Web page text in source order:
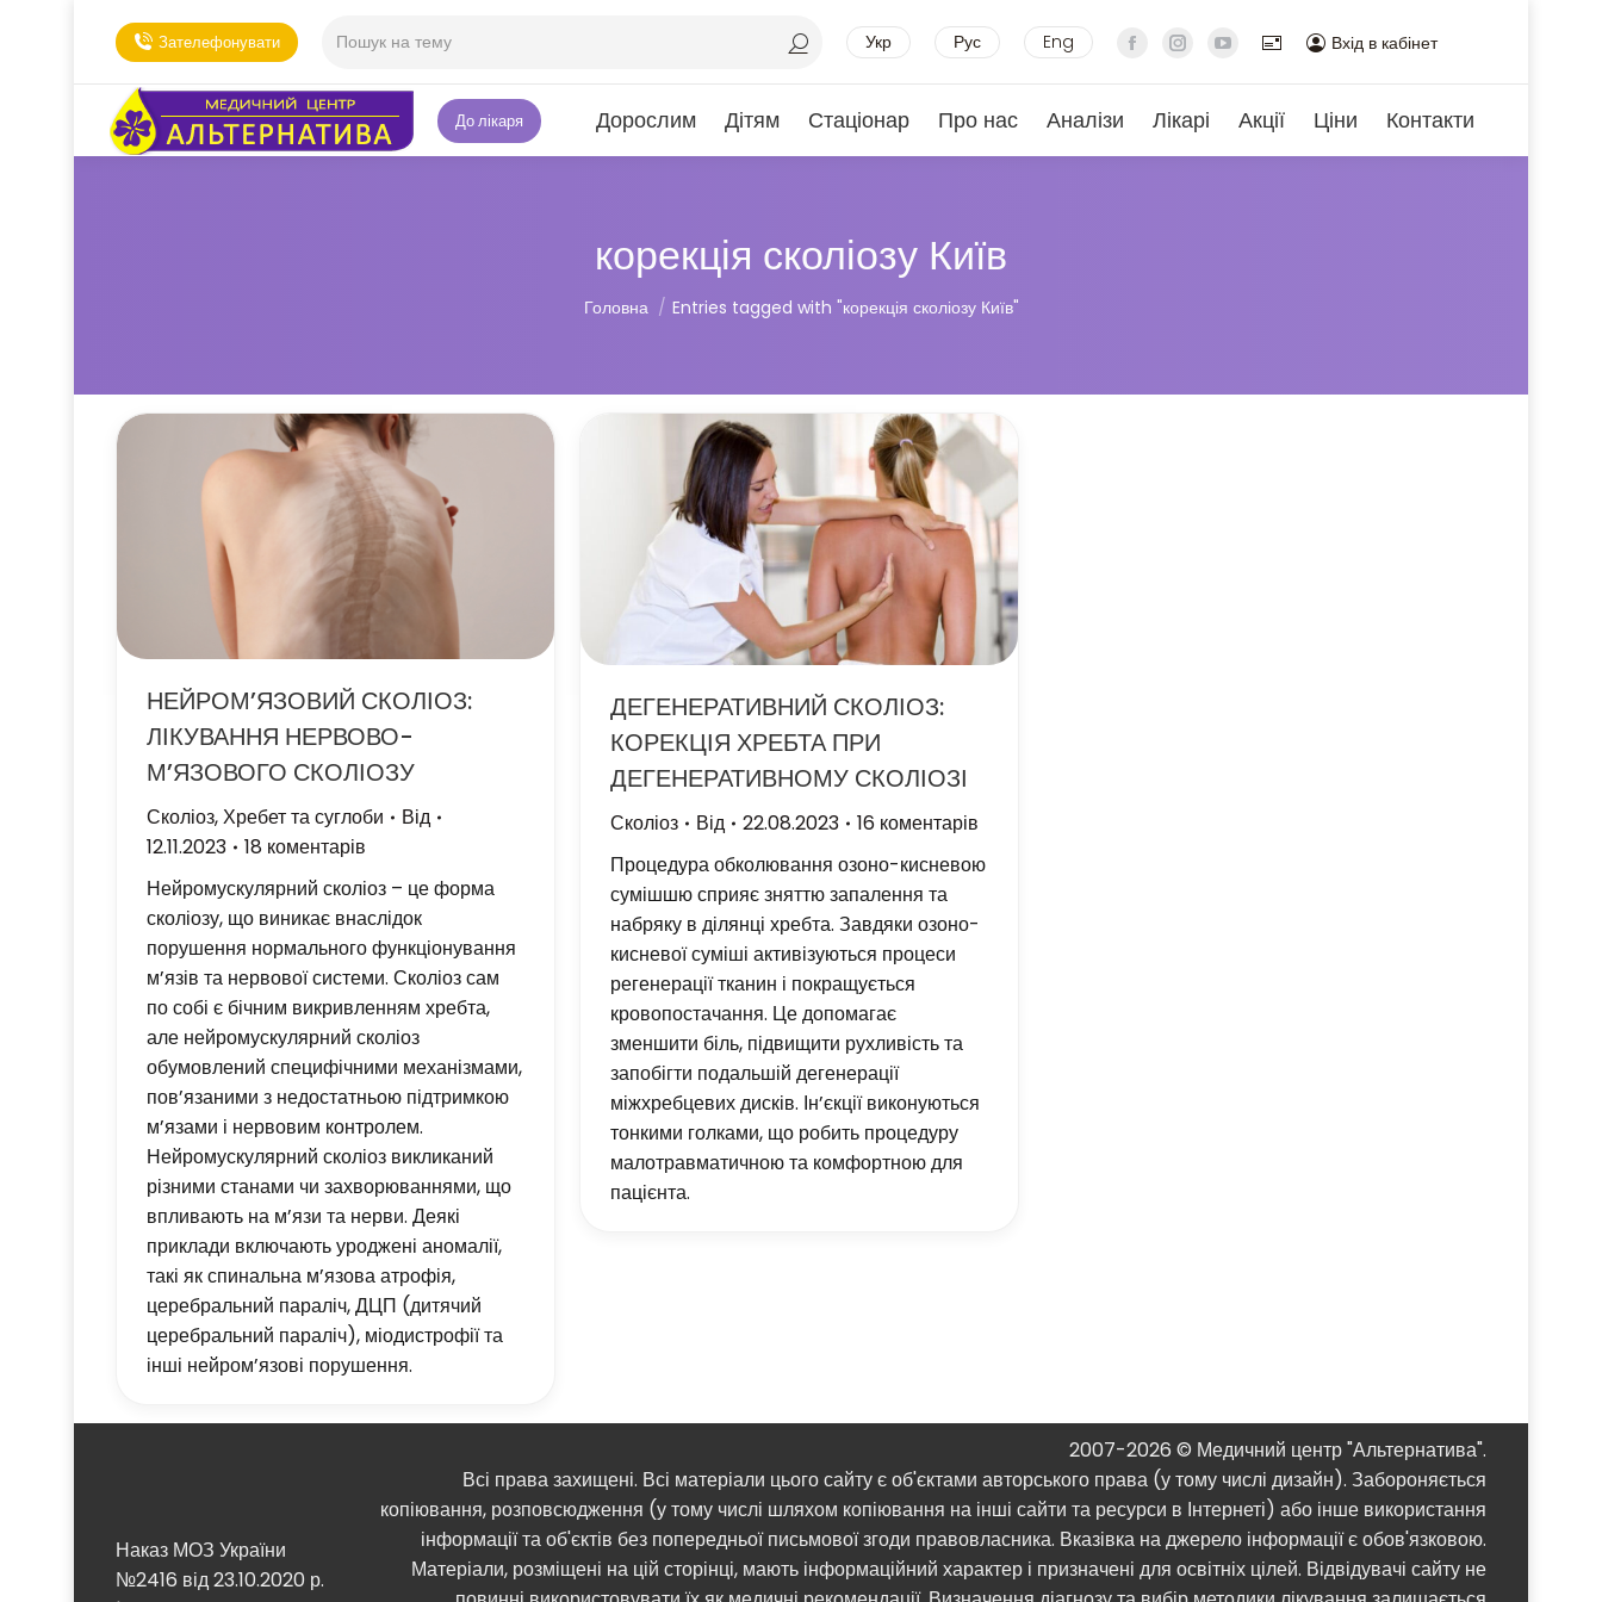
Зателефонувати Укр Рус Eng Вхід в кабінет
Дорослим Дітям Стаціонар Про нас Аналізи Лікарі Акції Ціни Контакти
До лікаря
корекція сколіозу Київ
Ви тут:
Головна Entries tagged with "корекція сколіозу Київ"
НЕЙРОМ’ЯЗОВИЙ СКОЛІОЗ:
ЛІКУВАННЯ НЕРВОВО-
М’ЯЗОВОГО СКОЛІОЗУ
Сколіоз,Хребет та суглоби
Від
12.11.2023
18 коментарів
Нейромускулярний сколіоз – це форма
сколіозу, що виникає внаслідок
порушення нормального функціонування
м’язів та нервової системи. Сколіоз сам
по собі є бічним викривленням хребта,
але нейромускулярний сколіоз
обумовлений специфічними механізмами,
пов’язаними з недостатньою підтримкою
м’язами і нервовим контролем.
Нейромускулярний сколіоз викликаний
різними станами чи захворюваннями, що
впливають на м’язи та нерви. Деякі
приклади включають уроджені аномалії,
такі як спинальна м’язова атрофія,
церебральний параліч, ДЦП (дитячий
церебральний параліч), міодистрофії та
інші нейром’язові порушення.
ДЕГЕНЕРАТИВНИЙ СКОЛІОЗ:
КОРЕКЦІЯ ХРЕБТА ПРИ
ДЕГЕНЕРАТИВНОМУ СКОЛІОЗІ
Сколіоз Від 22.08.2023
16 коментарів
Процедура обколювання озоно-кисневою
сумішшю сприяє зняттю запалення та
набряку в ділянці хребта. Завдяки озоно-
кисневої суміші активізуються процеси
регенерації тканин і покращується
кровопостачання. Це допомагає
зменшити біль, підвищити рухливість та
запобігти подальшій дегенерації
міжхребцевих дисків. Ін’єкції виконуються
тонкими голками, що робить процедуру
малотравматичною та комфортною для
пацієнта.
Наказ МОЗ України
№2416 від 23.10.2020 р.
2007-2026 © Медичний центр "Альтернатива".
Всі права захищені. Всі матеріали цього сайту є об'єктами авторського права (у тому числі дизайн). Забороняється
копіювання, розповсюдження (у тому числі шляхом копіювання на інші сайти та ресурси в Інтернеті) або інше використання
інформації та об'єктів без попередньої письмової згоди правовласника. Вказівка ​​на джерело інформації є обов'язковою.
Матеріали, розміщені на цій сторінці, мають інформаційний характер і призначені для освітніх цілей. Відвідувачі сайту не